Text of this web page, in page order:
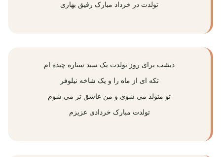
تولدت در خرداد مبارک رفیق بهاری
دیشب برای روز تولدت یک سبد ستاره چیده ام
تکه ای از ماه را و یک شاخه نیلوفر
تو متولد می شوی و من عاشق تر می شوم
تولدت مبارک خردادی عزیزم